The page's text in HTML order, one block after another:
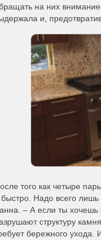
на них
и,
того как четыре
быстро. Надо всего
– А если ты хочешь
структуру
бережного ухода.